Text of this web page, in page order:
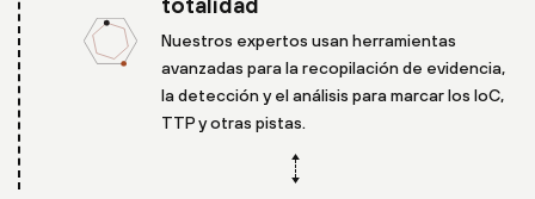
Nuestros expertos usan herramientas
avanzadas para la recopilación de evidencia,
la detección y el análisis para marcar los IoC,
TTP y otras pistas.